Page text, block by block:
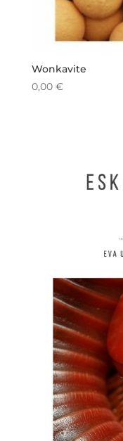
Wonkavite
0,00 €